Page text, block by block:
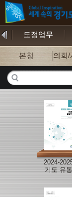
도정업무
본청 의회/
2024-
기도 유